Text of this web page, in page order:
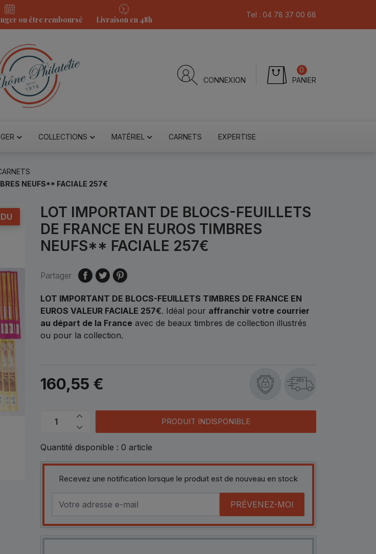
ou être remboursé Livraison en 48h
Tel : 04 78 37 00 68
CONNEXION PANIER
0
COLLECTIONS MATÉRIEL CARNETS EXPERTISE
NEUFS** FACIALE 257€
LOT IMPORTANT DE BLOCS-FEUILLETS
DE FRANCE EN EUROS TIMBRES
NEUFS** FACIALE 257€
Partager
LOT IMPORTANT DE BLOCS-FEUILLETS TIMBRES DE FRANCE EN
EUROS VALEUR FACIALE 257€. Idéal pour affranchir votre courrier
au départ de la France avec de beaux timbres de collection illustrés
ou pour la collection.
160,55 € 48h
PRODUIT INDISPONIBLE
Quantité disponible : 0 article
Recevez une notification lorsque le produit est de nouveau en stock
PRÉVENEZ-MOI